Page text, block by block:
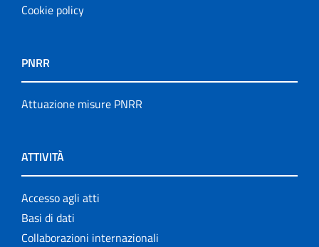
Cookie policy
PNRR
Attuazione misure PNRR
ATTIVITÀ
Accesso agli atti
Basi di dati
Collaborazioni internazionali